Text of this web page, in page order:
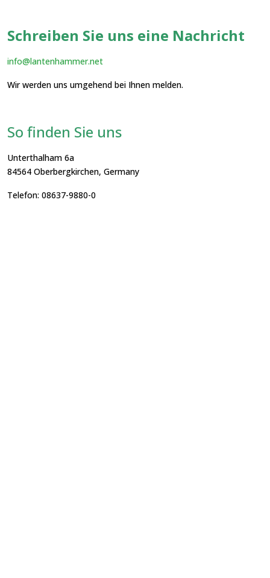
Schreiben Sie uns eine Nachricht
info@lantenhammer.net
Wir werden uns umgehend bei Ihnen melden.
So finden Sie uns
Unterthalham 6a
84564 Oberbergkirchen, Germany
Telefon: 08637-9880-0